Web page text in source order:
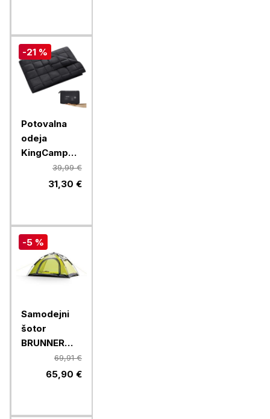
-21 %
Potovalna
odeja
KingCamp
KS2013, 200
x 144 cm,
39,99 €
31,30 €
-5 %
Samodejni
šotor
BRUNNER
STRATO 2
AUTOMATIC
69,91 €
65,90 €